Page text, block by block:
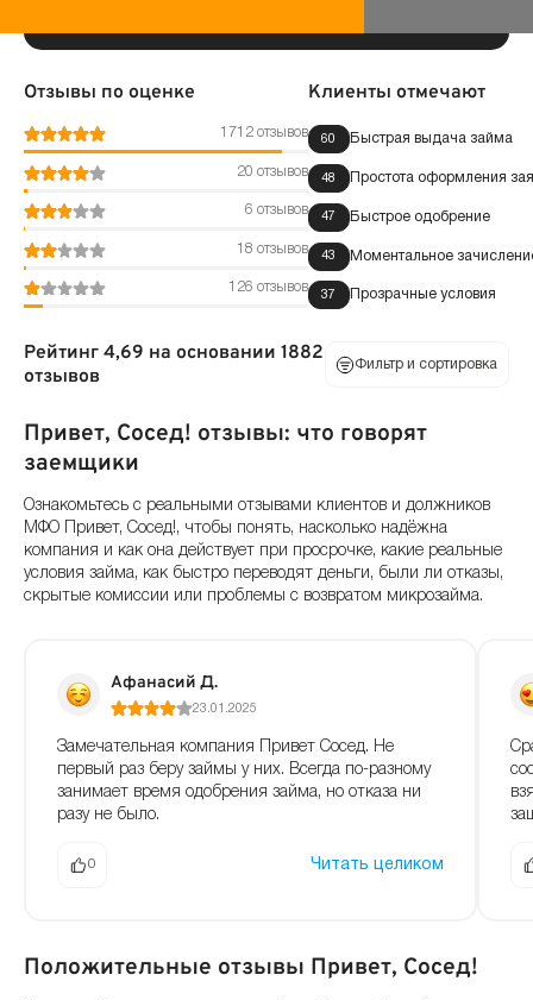
Отзывы по оценке
1712 отзывов
20 отзывов
6 отзывов
18 отзывов
126 отзывов
Клиенты отмечают
60 Быстрая выдача займа
48 Простота оформления
47 Быстрое одобрение
43 Моментальное
37 Прозрачные условия
Рейтинг 4,69 на основании 1882
отзывов
Фильтр и сортировка
По оценке
Привет, Сосед! отзывы: что говорят
заемщики
Ознакомьтесь с реальными отзывами клиентов и должников
МФО Привет, Сосед!, чтобы понять, насколько надёжна
компания и как она действует при просрочке, какие реальные
условия займа, как быстро переводят деньги, были ли отказы,
скрытые комиссии или проблемы с возвратом микрозайма.
Афанасий Д.
23.01.2025
Замечательная компания Привет Сосед. Не
первый раз беру займы у них. Всегда по-разному
занимает время одобрения займа, но отказа ни
разу не было.
0 Читать целиком
Положительные отзывы Привет, Сосед!